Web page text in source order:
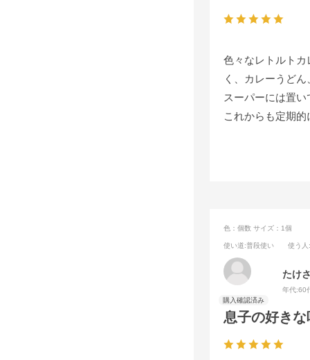
色々なレトルト
く、カレーうど
スーパーには置
これからも定期
息子の好きな
色：個数 サイズ：1個
使い道:普段使い 使う人
たけ
年代:60